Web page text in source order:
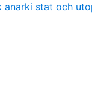
anarki stat och